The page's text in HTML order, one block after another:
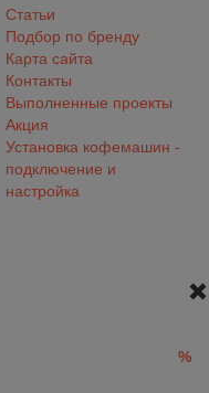
Статьи
Подбор по бренду
Карта сайта
Контакты
Выполненные проекты
Акция
Установка кофемашин -
подключение и
настройка
%